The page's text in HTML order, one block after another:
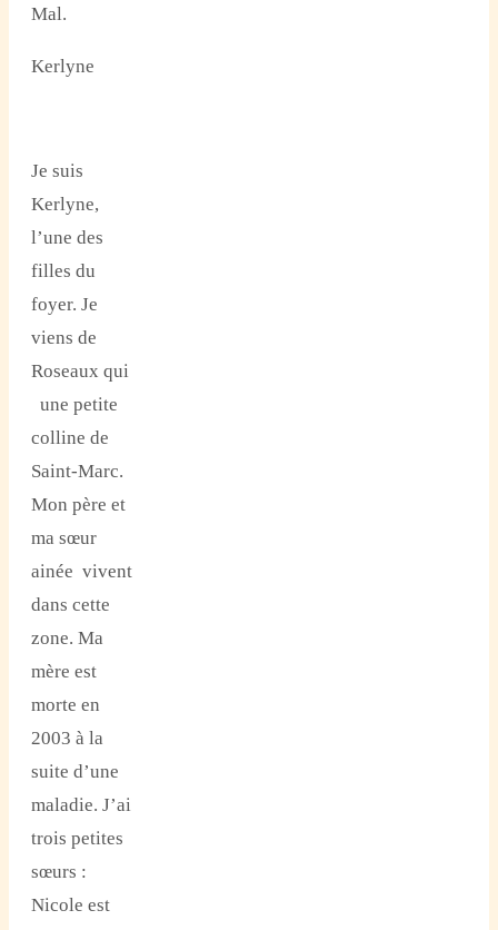
Mal.
Kerlyne
Je suis
Kerlyne,
l’une des
filles du
foyer. Je
viens de
Roseaux qui
une petite
colline de
Saint-Marc.
Mon père et
ma sœur
ainée vivent
dans cette
zone. Ma
mère est
morte en
2003 à la
suite d’une
maladie. J’ai
trois petites
sœurs :
Nicole est